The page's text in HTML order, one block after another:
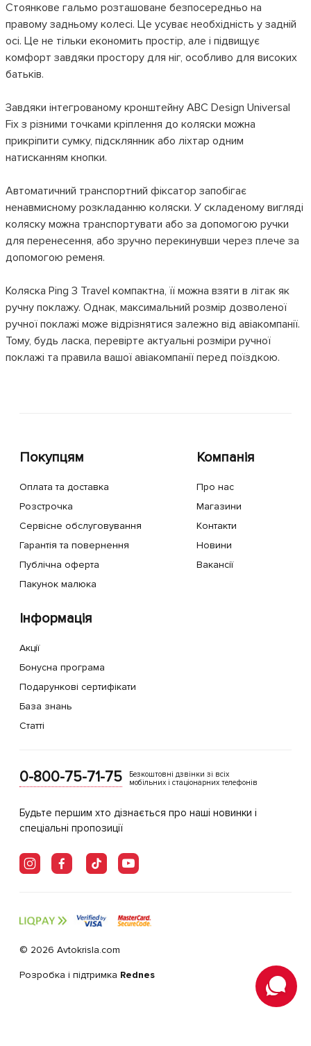
Стоянкове гальмо розташоване безпосередньо на
правому задньому колесі. Це усуває необхідність у задній
осі. Це не тільки економить простір, але і підвищує
комфорт завдяки простору для ніг, особливо для високих
батьків.
Завдяки інтегрованому кронштейну ABC Design Universal
Fix з різними точками кріплення до коляски можна
прикріпити сумку, підсклянник або ліхтар одним
натисканням кнопки.
Автоматичний транспортний фіксатор запобігає
ненавмисному розкладанню коляски. У складеному вигляді
коляску можна транспортувати або за допомогою ручки
для перенесення, або зручно перекинувши через плече за
допомогою ременя.
Коляска Ping 3 Travel компактна, її можна взяти в літак як
ручну поклажу. Однак, максимальний розмір дозволеної
ручної поклажі може відрізнятися залежно від авіакомпанії.
Тому, будь ласка, перевірте актуальні розміри ручної
поклажі та правила вашої авіакомпанії перед поїздкою.
Покупцям
Оплата та доставка
Розстрочка
Сервісне обслуговування
Гарантія та повернення
Публічна оферта
Пакунок малюка
Компанія
Про нас
Магазини
Контакти
Новини
Вакансії
Інформація
Акції
Бонусна програма
Подарункові сертифікати
База знань
Статті
0-800-75-71-75
Безкоштовні дзвінки зі всіх
мобільних і стаціонарних телефонів
Будьте першим хто дізнається про наші новинки і
спеціальні пропозиції
© 2026 Avtokrisla.com
Розробка і підтримка Rednes